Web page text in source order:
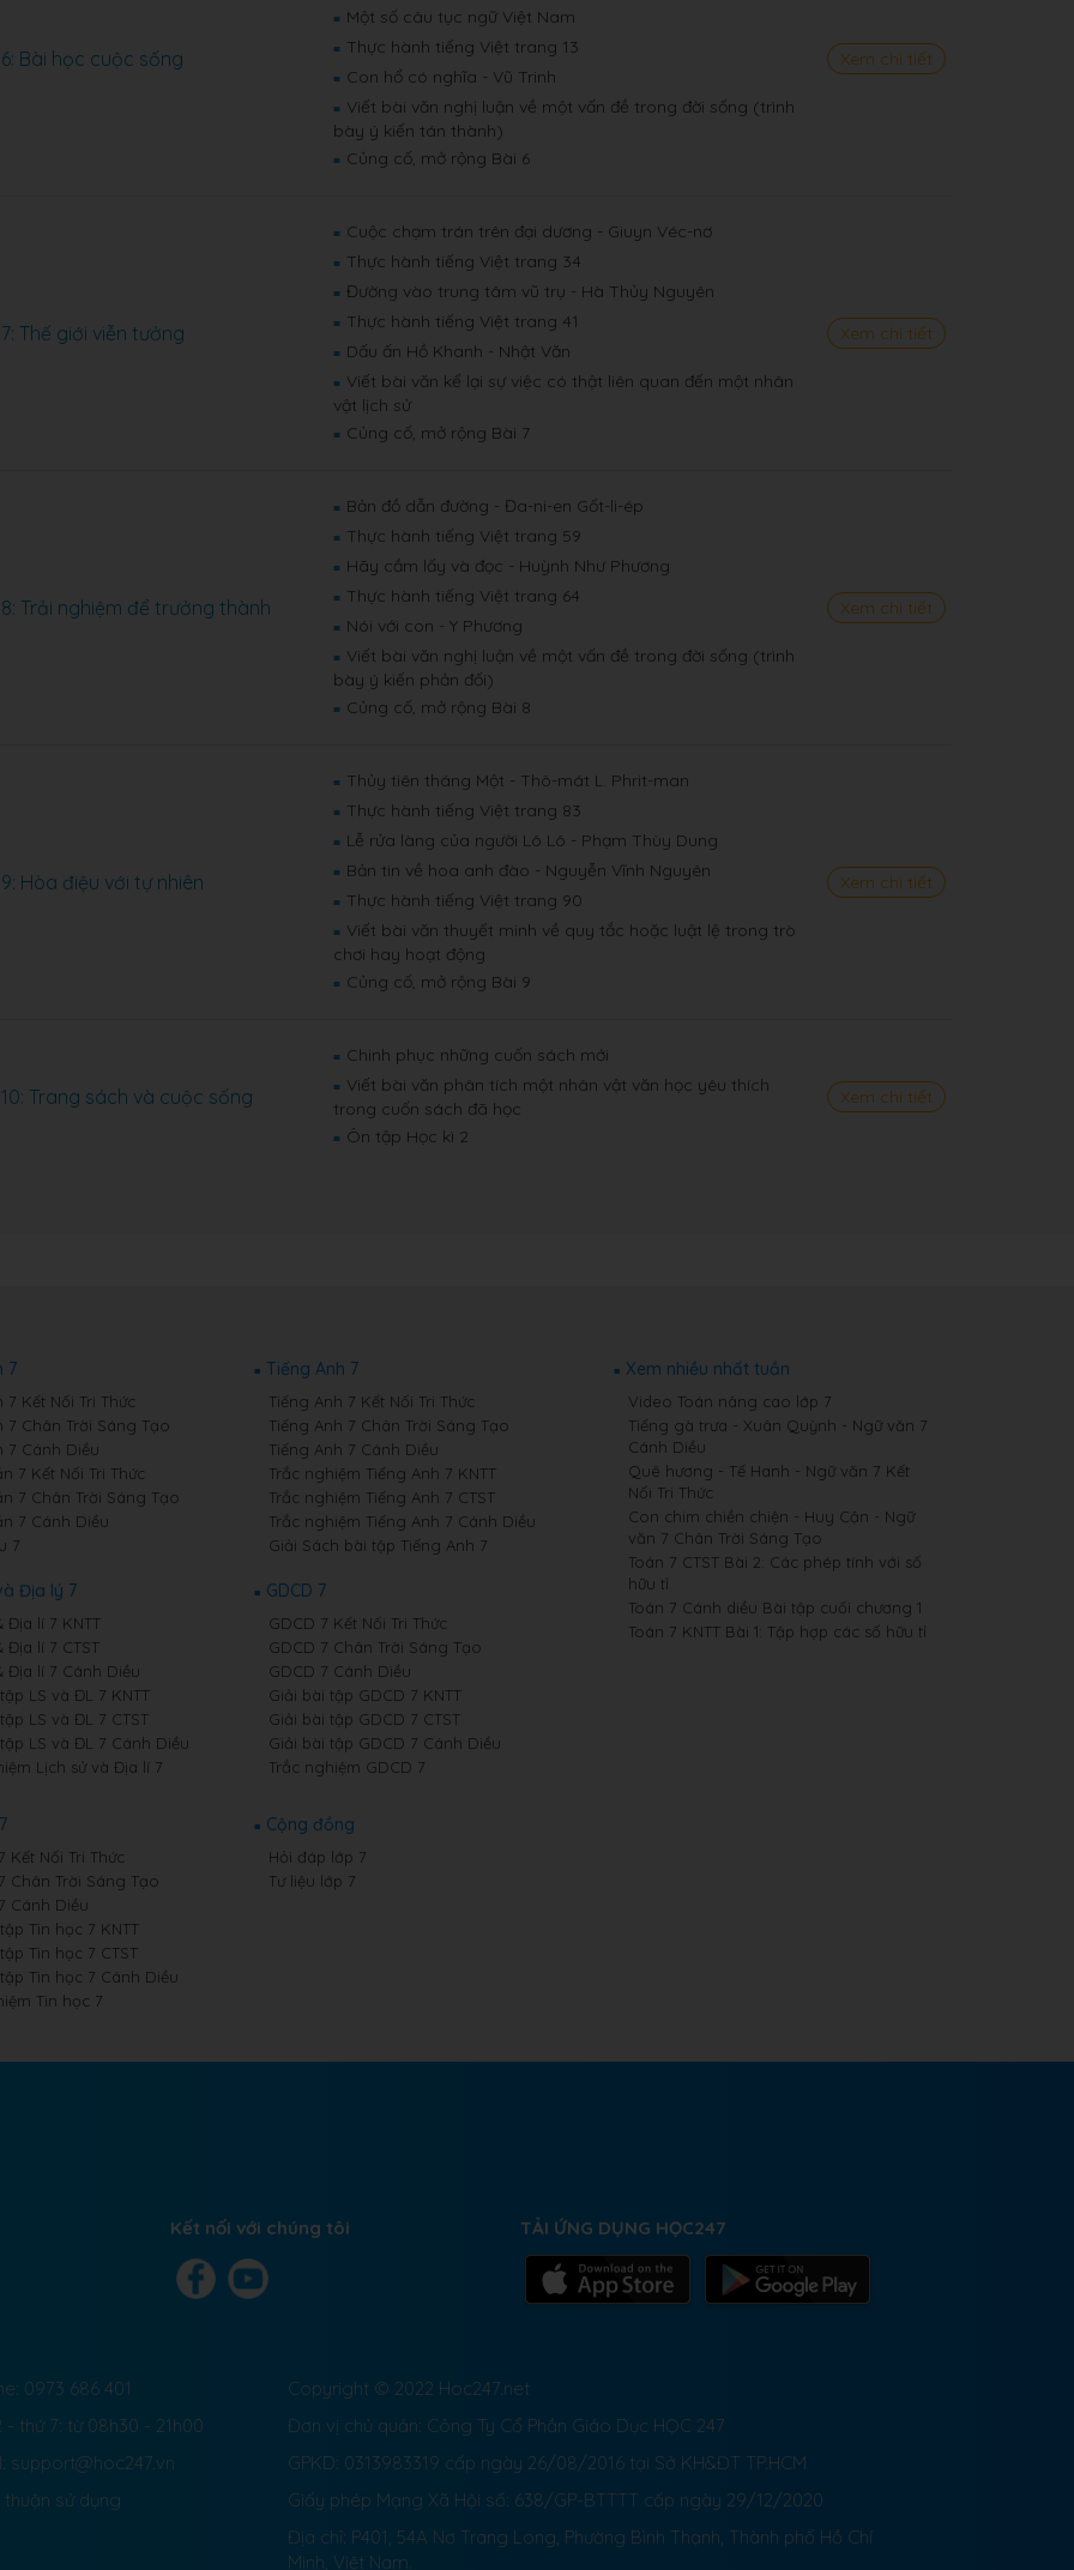
Bài học cuộc sống
■ Một số câu tục ngữ Việt Nam
■ Thực hành tiếng Việt trang 13
■ Con hổ có nghĩa - Vũ Trinh
■ Viết bài văn nghị luận về một vấn đề trong đời sống (trình
bày ý kiến tán thành)
■ Củng cố, mở rộng Bài 6
Xem chi tiết
Thế giới viễn tưởng
■ Cuộc chạm trán trên đại dương - Giuyn Véc-nơ
■ Thực hành tiếng Việt trang 34
■ Đường vào trung tâm vũ trụ - Hà Thủy Nguyên
■ Thực hành tiếng Việt trang 41
■ Dấu ấn Hồ Khanh - Nhật Văn
■ Viết bài văn kể lại sự việc có thật liên quan đến một nhân
vật lịch sử
■ Củng cố, mở rộng Bài 7
Xem chi tiết
Trải nghiệm để trưởng thành
■ Bản đồ dẫn đường - Đa-ni-en Gốt-li-ép
■ Thực hành tiếng Việt trang 59
■ Hãy cầm lấy và đọc - Huỳnh Như Phương
■ Thực hành tiếng Việt trang 64
■ Nói với con - Y Phương
■ Viết bài văn nghị luận về một vấn đề trong đời sống (trình
bày ý kiến phản đối)
■ Củng cố, mở rộng Bài 8
Xem chi tiết
Hòa điệu với tự nhiên
■ Thủy tiên tháng Một - Thô-mát L. Phrit-man
■ Thực hành tiếng Việt trang 83
■ Lễ rửa làng của người Lô Lô - Phạm Thùy Dung
■ Bản tin về hoa anh đào - Nguyễn Vĩnh Nguyên
■ Thực hành tiếng Việt trang 90
■ Viết bài văn thuyết minh về quy tắc hoặc luật lệ trong trò
chơi hay hoạt động
■ Củng cố, mở rộng Bài 9
Xem chi tiết
Trang sách và cuộc sống
■ Chinh phục những cuốn sách mới
■ Viết bài văn phân tích một nhân vật văn học yêu thích
trong cuốn sách đã học
■ Ôn tập Học kì 2
Xem chi tiết
7
7 Kết Nối Tri Thức
7 Chân Trời Sáng Tạo
7 Cánh Diều
7 Kết Nối Tri Thức
7 Chân Trời Sáng Tạo
7 Cánh Diều
7
Tiếng Anh 7
Tiếng Anh 7 Kết Nối Tri Thức
Tiếng Anh 7 Chân Trời Sáng Tạo
Tiếng Anh 7 Cánh Diều
Trắc nghiệm Tiếng Anh 7 KNTT
Trắc nghiệm Tiếng Anh 7 CTST
Trắc nghiệm Tiếng Anh 7 Cánh Diều
Giải Sách bài tập Tiếng Anh 7
Địa lý 7
Địa lí 7 KNTT
Địa lí 7 CTST
Địa lí 7 Cánh Diều
LS và ĐL 7 KNTT
LS và ĐL 7 CTST
LS và ĐL 7 Cánh Diều
Lịch sử và Địa lí 7
GDCD 7
GDCD 7 Kết Nối Tri Thức
GDCD 7 Chân Trời Sáng Tạo
GDCD 7 Cánh Diều
Giải bài tập GDCD 7 KNTT
Giải bài tập GDCD 7 CTST
Giải bài tập GDCD 7 Cánh Diều
Trắc nghiệm GDCD 7
Kết Nối Tri Thức
Chân Trời Sáng Tạo
Cánh Diều
Tin học 7 KNTT
Tin học 7 CTST
Tin học 7 Cánh Diều
Tin học 7
Cộng đồng
Hỏi đáp lớp 7
Tư liệu lớp 7
Xem nhiều nhất tuần
Video Toán nâng cao lớp 7
Tiếng gà trưa - Xuân Quỳnh - Ngữ văn 7
Cánh Diều
Quê hương - Tế Hanh - Ngữ văn 7 Kết
Nối Tri Thức
Con chim chiền chiện - Huy Cận - Ngữ
văn 7 Chân Trời Sáng Tạo
Toán 7 CTST Bài 2: Các phép tính với số
hữu tỉ
Toán 7 Cánh diều Bài tập cuối chương 1
Toán 7 KNTT Bài 1: Tập hợp các số hữu tỉ
Kết nối với chúng tôi TẢI ỨNG DỤNG HỌC247
0973 686 401
- thứ 7: từ 08h30 - 21h00
support@hoc247.vn
thuận sử dụng
Copyright © 2022 Hoc247.net
Đơn vị chủ quản: Công Ty Cổ Phần Giáo Dục HỌC 247
GPKD: 0313983319 cấp ngày 26/08/2016 tại Sở KH&ĐT TP.HCM
Giấy phép Mạng Xã Hội số: 638/GP-BTTTT cấp ngày 29/12/2020
Địa chỉ: P401, 54A Nơ Trang Long, Phường Bình Thạnh, Thành phố Hồ Chí
Minh, Việt Nam.